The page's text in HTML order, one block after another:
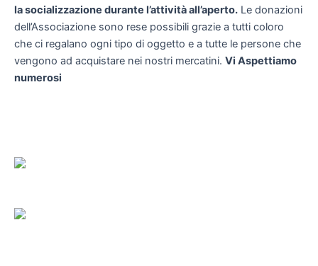
la socializzazione durante l’attività all’aperto. Le donazioni
dell’Associazione sono rese possibili grazie a tutti coloro
che ci regalano ogni tipo di oggetto e a tutte le persone che
vengono ad acquistare nei nostri mercatini. Vi Aspettiamo
numerosi